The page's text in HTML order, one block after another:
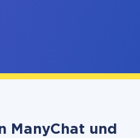
ManyChat und